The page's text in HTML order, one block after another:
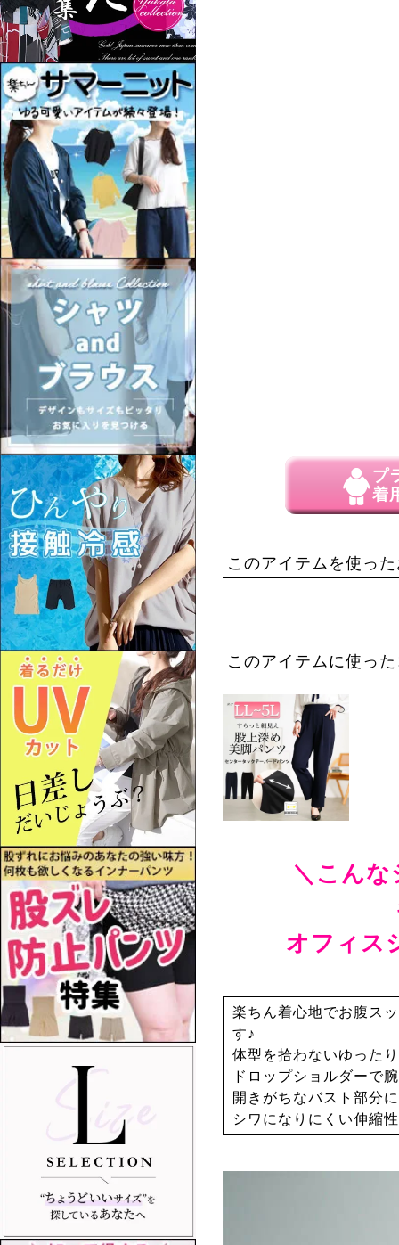
プ
着
このアイテムを使っ
このアイテムに使っ
＼こん
オフィス
楽ちん着心地でお腹ス
す♪
体型を拾わないゆった
ドロップショルダーで
開きがちなバスト部分
シワになりにくい伸縮